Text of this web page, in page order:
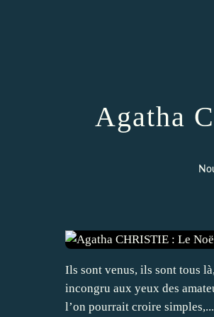
Agatha
Ils sont venus, ils sont tous
incongru aux yeux des
l’on pourrait croire simples,...